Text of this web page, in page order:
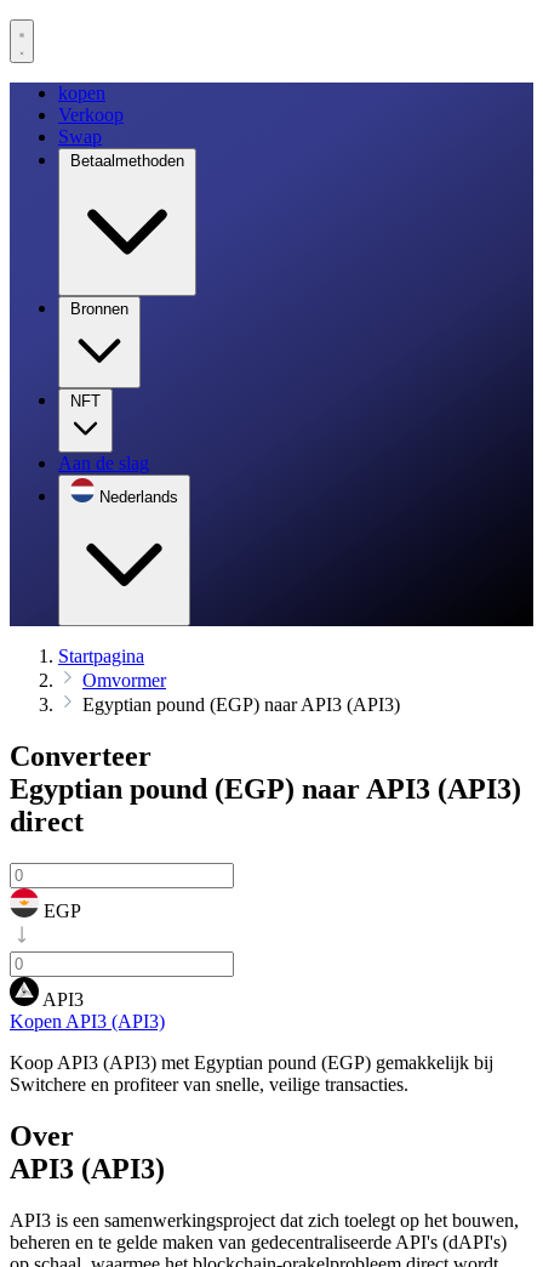
kopen
Verkoop
Swap
Betaalmethoden
Bronnen
NFT
Aan de slag
Nederlands
Startpagina
Omvormer
Egyptian pound (EGP) naar API3 (API3)
Converteer
Egyptian pound (EGP) naar API3 (API3)
direct
EGP
API3
Kopen API3 (API3)
Koop API3 (API3) met Egyptian pound (EGP) gemakkelijk bij
Switchere en profiteer van snelle, veilige transacties.
Over
API3 (API3)
API3 is een samenwerkingsproject dat zich toelegt op het bouwen,
beheren en te gelde maken van gedecentraliseerde API's (dAPI's)